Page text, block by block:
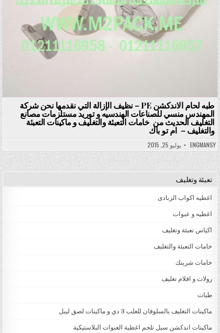
طبه لحام الاندكشن PE – نظيف الإزالة التي نقدمها نحن شركة
المهندس منسي للصناعات الهندسيه و توريد مستلزمات مصانع
التغليف الحديث من خامات التعبئة والتغليف و ماكينات التعبئة
والتغليف – ام تو باك
ENGMANSY يوليو 25, 2015
تعبئة وتغليف
اغطيه اكواب الزبادى
اغطيه و عبوات
اكياس تعبئة وتغليف
خامات التعبئة والتغليف
خامات شرينك
رولات و افلام تغليف
طبات
ماكينات التغليف بالسلوفان للعلب 3 دي و ماكينات لصق ليبل
ماكينات اندكشن سيل تلحم اغطية العبوات البلاستيكية